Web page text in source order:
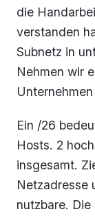
die
verstanden
Subnetz in
Nehmen wir
Ein /26
Hosts. 2
insgesamt.
Netzadresse
nutzbare. Die